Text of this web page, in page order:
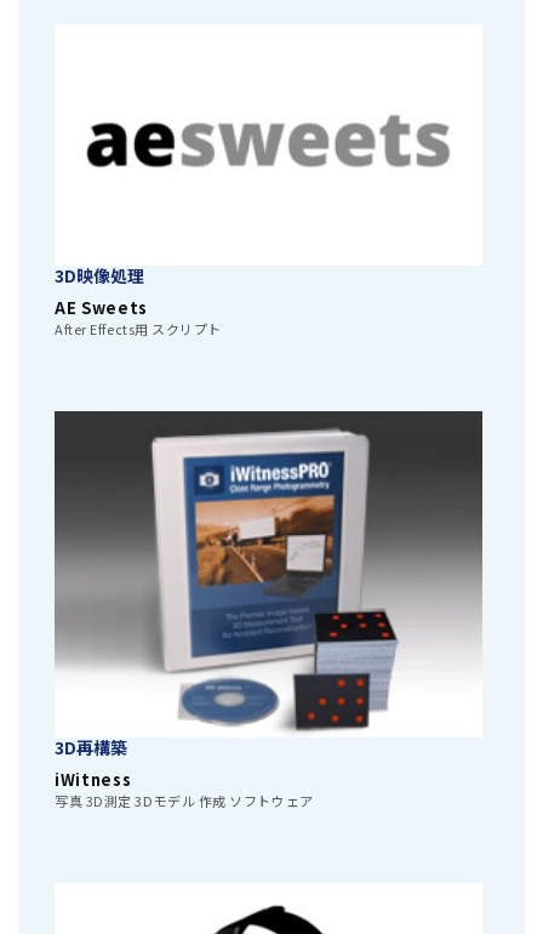
3D映像処理
AE Sweets
After Effects用 スクリプト
3D再構築
iWitness
写真 3D測定 3Dモデル 作成 ソフトウェア